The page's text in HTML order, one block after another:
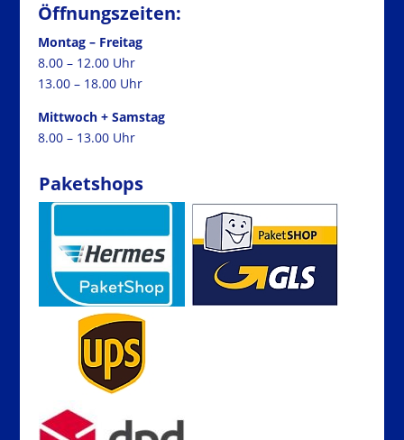
Öffnungszeiten:
Montag – Freitag
8.00 – 12.00 Uhr
13.00 – 18.00 Uhr
Mittwoch + Samstag
8.00 – 13.00 Uhr
Paketshops